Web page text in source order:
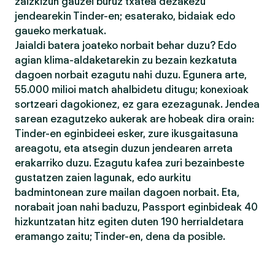
jendearekin Tinder-en; esaterako, bidaiak edo
gaueko merkatuak.
Jaialdi batera joateko norbait behar duzu? Edo
agian klima-aldaketarekin zu bezain kezkatuta
dagoen norbait ezagutu nahi duzu. Egunera arte,
55.000 milioi match ahalbidetu ditugu; konexioak
sortzeari dagokionez, ez gara ezezagunak. Jendea
sarean ezagutzeko aukerak are hobeak dira orain:
Tinder-en eginbideei esker, zure ikusgaitasuna
areagotu, eta atsegin duzun jendearen arreta
erakarriko duzu. Ezagutu kafea zuri bezainbeste
gustatzen zaien lagunak, edo aurkitu
badmintonean zure mailan dagoen norbait. Eta,
norabait joan nahi baduzu, Passport eginbideak 40
hizkuntzatan hitz egiten duten 190 herrialdetara
eramango zaitu; Tinder-en, dena da posible.